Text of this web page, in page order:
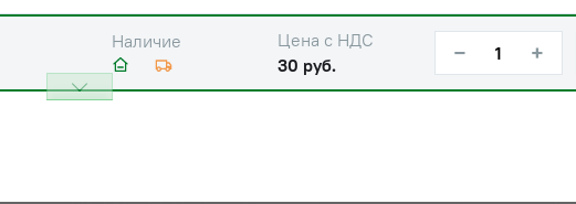
Наличие
Цена с НДС
30 руб.
− +